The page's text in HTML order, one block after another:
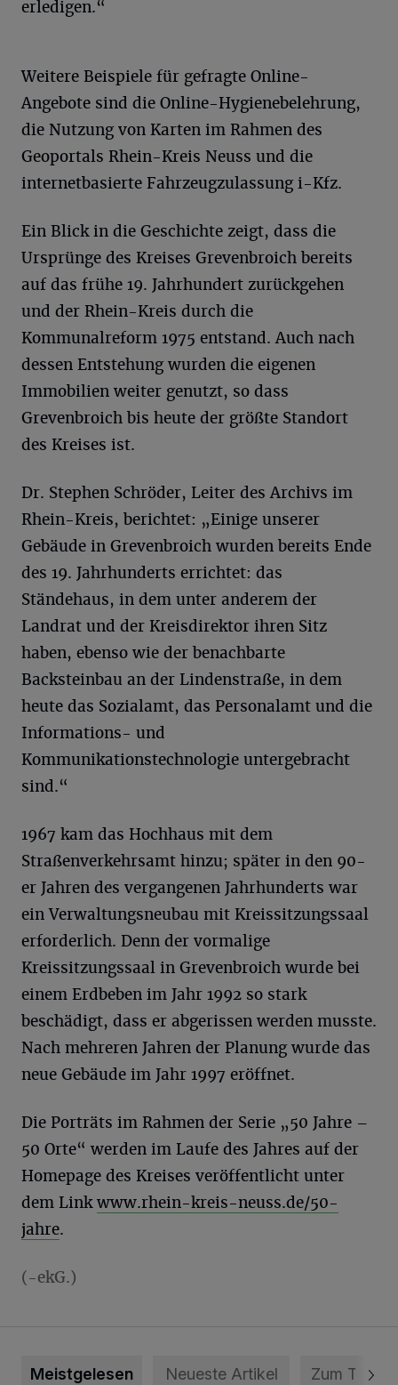
erledigen.“
Weitere Beispiele für gefragte Online-
Angebote sind die Online-Hygienebelehrung,
die Nutzung von Karten im Rahmen des
Geoportals Rhein-Kreis Neuss und die
internetbasierte Fahrzeugzulassung i-Kfz.
Ein Blick in die Geschichte zeigt, dass die
Ursprünge des Kreises Grevenbroich bereits
auf das frühe 19. Jahrhundert zurückgehen
und der Rhein-Kreis durch die
Kommunalreform 1975 entstand. Auch nach
dessen Entstehung wurden die eigenen
Immobilien weiter genutzt, so dass
Grevenbroich bis heute der größte Standort
des Kreises ist.
Dr. Stephen Schröder, Leiter des Archivs im
Rhein-Kreis, berichtet: „Einige unserer
Gebäude in Grevenbroich wurden bereits Ende
des 19. Jahrhunderts errichtet: das
Ständehaus, in dem unter anderem der
Landrat und der Kreisdirektor ihren Sitz
haben, ebenso wie der benachbarte
Backsteinbau an der Lindenstraße, in dem
heute das Sozialamt, das Personalamt und die
Informations- und
Kommunikationstechnologie untergebracht
sind.“
1967 kam das Hochhaus mit dem
Straßenverkehrsamt hinzu; später in den 90-
er Jahren des vergangenen Jahrhunderts war
ein Verwaltungsneubau mit Kreissitzungssaal
erforderlich. Denn der vormalige
Kreissitzungssaal in Grevenbroich wurde bei
einem Erdbeben im Jahr 1992 so stark
beschädigt, dass er abgerissen werden musste.
Nach mehreren Jahren der Planung wurde das
neue Gebäude im Jahr 1997 eröffnet.
Die Porträts im Rahmen der Serie „50 Jahre –
50 Orte“ werden im Laufe des Jahres auf der
Homepage des Kreises veröffentlicht unter
dem Linkwww.rhein-kreis-neuss.de/50-
jahre.
(-ekG.)
Meistgelesen Neueste Artikel Zum Thema